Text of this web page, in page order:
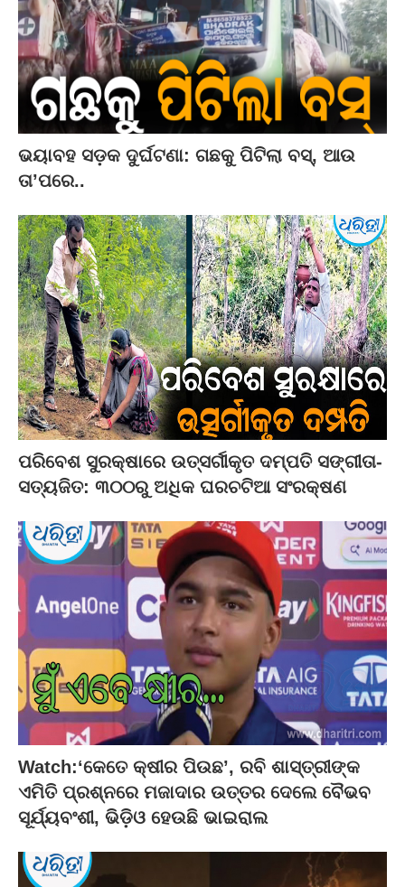
ଭୟାବହ ସଡ଼କ ଦୁର୍ଘଟଣା: ଗଛକୁ ପିଟିଲା ବସ୍‌, ଆଉ
ତା’ପରେ..
ପରିବେଶ ସୁରକ୍ଷାରେ ଉତ୍ସର୍ଗୀକୃତ ଦମ୍ପତି ସଙ୍ଗୀତା-
ସତ୍ୟଜିତ: ୩୦୦ରୁ ଅଧିକ ଘରଚଟିଆ ସଂରକ୍ଷଣ
Watch:‘କେତେ କ୍ଷୀର ପିଉଛ’, ରବି ଶାସ୍ତ୍ରୀଙ୍କ
ଏମିତି ପ୍ରଶ୍ନରେ ମଜାଦାର ଉତ୍ତର ଦେଲେ ବୈଭବ
ସୂର୍ଯ୍ୟବଂଶୀ, ଭିଡ଼ିଓ ହେଉଛି ଭାଇରାଲ